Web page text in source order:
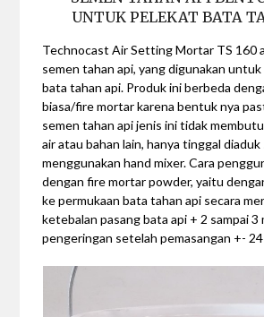
UNTUK PELEKAT BATA
Technocast Air Setting Mortar TS 160
semen tahan api, yang digunakan untuk
bata tahan api. Produk ini berbeda
biasa/fire mortar karena bentuk nya
semen tahan api jenis ini tidak
air atau bahan lain, hanya tinggal
menggunakan hand mixer. Cara
dengan fire mortar powder, yaitu
ke permukaan bata tahan api secara
ketebalan pasang bata api + 2 sampai 3
pengeringan setelah pemasangan +- 24